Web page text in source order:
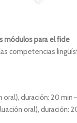
módulos para el fide
competencias
oral), duración: 20
oral), duración: